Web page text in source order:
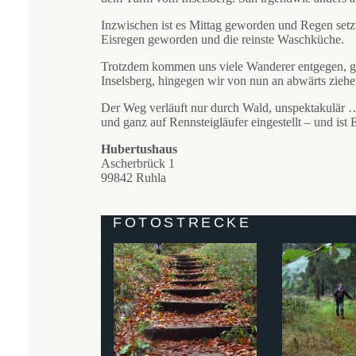
Inzwischen ist es Mittag geworden und Regen
Eisregen geworden und die reinste Waschküche.
Trotzdem kommen uns viele Wanderer entgegen,
Inselsberg, hingegen wir von nun an abwärts
Der Weg verläuft nur durch Wald, unspektakulär
und ganz auf Rennsteigläufer eingestellt – und ist
Hubertushaus
Ascherbrück 1
99842 Ruhla
FOTOSTRECKE